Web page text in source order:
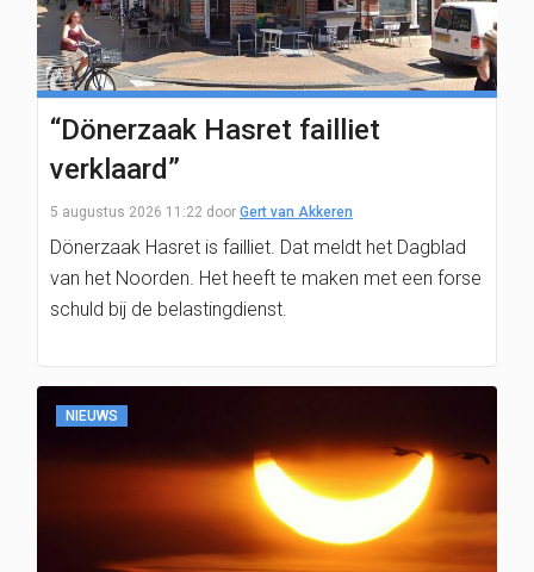
“Dönerzaak Hasret failliet
verklaard”
5 augustus 2026 11:22 door Gert van Akkeren
Dönerzaak Hasret is failliet. Dat meldt het Dagblad
van het Noorden. Het heeft te maken met een forse
schuld bij de belastingdienst.
NIEUWS